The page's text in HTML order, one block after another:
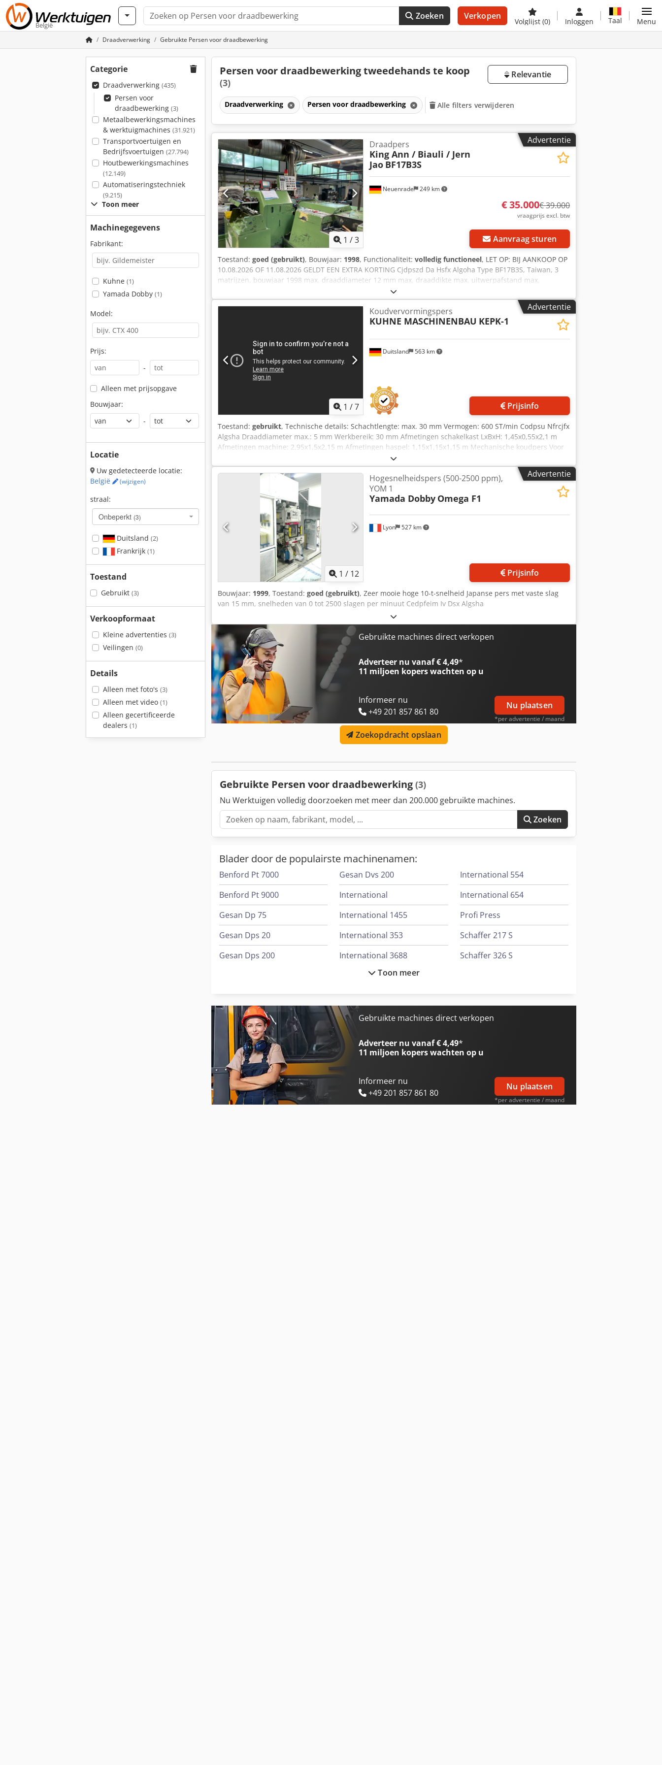
België
Zoeken Verkopen
Volglijst (0) Inloggen Taal Menu
Draadverwerking Gebruikte Persen voor draadbewerking
Categorie
Draadverwerking (435)
Persen voor
draadbewerking (3)
Metaalbewerkingsmachines
& werktuigmachines (31.921)
Transportvoertuigen en
Bedrijfsvoertuigen (27.794)
Houtbewerkingsmachines
(12.149)
Automatiseringstechniek
(9.215)
Toon meer
Machinegegevens
Fabrikant:
Kuhne (1)
Yamada Dobby (1)
Model:
Prijs:
-
Alleen met prijsopgave
Bouwjaar:
-
Locatie
Uw gedetecteerde locatie:
België
(wijzigen)
straal:
Onbeperkt (3)
Duitsland (2)
Frankrijk (1)
Toestand
Gebruikt (3)
Verkoopformaat
Kleine advertenties (3)
Veilingen (0)
Details
Alleen met foto's (3)
Alleen met video (1)
Alleen gecertificeerde
dealers (1)
Persen voor draadbewerking tweedehands te koop
(3)
Relevantie
Draadverwerking Persen voor draadbewerking Alle filters verwijderen
Advertentie
1 /3
Neuenrade 249 km
Draadpers
King Ann / Biauli / Jern
Jao BF17B3S
€ 35.000€ 39.000
vraagprijs excl. btw
Aanvraag sturen
Toestand: goed (gebruikt), Bouwjaar: 1998, Functionaliteit: volledig functioneel, LET OP: BIJ AANKOOP OP
10.08.2026 OF 11.08.2026 GELDT EEN EXTRA KORTING Cjdpszd Da Hsfx Algoha Type BF17B3S, Taiwan, 3
matrijzen, bouwjaar 1998 max. draaddiameter 12 mm max. draaddikte max. uitwerpafstand max.
uitwerper aan de stempelzijde Motor ca. Vermogen max. 115 mm 90 mm 20 mm 15 kW 160 stuks/min,
afhankelijk van het te produceren onderdeel 3e station, optioneel: ontbramen of vormen Pers Biauli
BF17B, bouwjaar 1998, 13 ton Oliebak 424 kg Transportband 199 kg Schakelkast 205 kg Platform 186 kg
Machineonderdelen/accessoires 565 kg Wij verkopen de bovengenoemde onderdelen met uitsluiting van
de garantie voor materiële gebreken en zonder garantie op functionaliteit of de nauwkeurigheid daarvan.
Er zijn geen grotere gebreken bekend en de machine heeft tot op heden probleemloos gefunctioneerd.
Advertentie
1 /7
Duitsland 563 km
Koudvervormingspers
KUHNE MASCHINENBAU KEPK-1
Prijsinfo
Toestand: gebruikt, Technische details: Schachtlengte: max. 30 mm Vermogen: 600 ST/min Codpsu Nfrcjfx
Algsha Draaddiameter max.: 5 mm Werkbereik: 30 mm Afmetingen schakelkast LxBxH: 1,45x0,55x2,1 m
Afmetingen machine: 2,95x1,5x2,15 m Afmetingen haspel: 1,15x1,15x1,15 m Mechanische koudpers Voor
de productie van klinknagels, kettingpennen, bouten of speciale artikelen. (GEEN SCHROEVEN volgens de
fabrikant) Machine is een op maat gemaakt product en ongebruikt (zo goed als nieuw). Accessoires: -
Haspel - Gebruiksaanwijzing Machine kan worden gedemonstreerd. in uitvoering
Advertentie
1 / 12
Lyon 527 km
Hogesnelheidspers (500-2500 ppm),
YOM 1
Yamada Dobby Omega F1
Prijsinfo
Bouwjaar: 1999, Toestand: goed (gebruikt), Zeer mooie hoge 10-t-snelheid Japanse pers met vaste slag
van 15 mm, snelheden van 0 tot 2500 slagen per minuut Cedpfeim Iv Dsx Algsha
Gebruikte machines direct verkopen
Adverteer nu vanaf € 4,49*
11 miljoen koperswachten op u
Informeer nu
+49 201 857 861 80
Nu plaatsen
*per advertentie / maand
Zoekopdracht opslaan
Gebruikte Persen voor draadbewerking (3)
Nu Werktuigen volledig doorzoeken met meer dan 200.000 gebruikte machines.
Zoeken
Blader door de populairste machinenamen:
Benford Pt 7000
Benford Pt 9000
Gesan Dp 75
Gesan Dps 20
Gesan Dps 200
Gesan Dvs 130
Gesan Dvs 140
Gesan Dvs 200
International
International 1455
International 353
International 3688
International 433
International 533
International 553
International 554
International 654
Profi Press
Schaffer 217 S
Schaffer 326 S
Toon meer
Gebruikte machines direct verkopen
Adverteer nu vanaf € 4,49*
11 miljoen koperswachten op u
Informeer nu
+49 201 857 861 80
Nu plaatsen
*per advertentie / maand